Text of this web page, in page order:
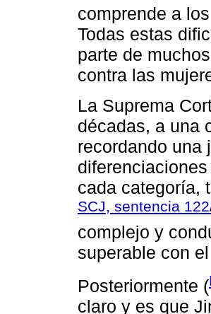
comprende a
Todas estas
parte de
contra las
La Suprema
décadas, a una
recordando una
cada categoría,
SCJ, sentencia
complejo y
superable con
Posteriormente (
claro y es que